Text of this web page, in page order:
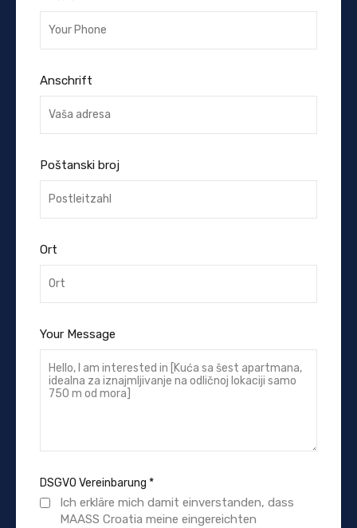
Anschrift
Poštanski broj
Ort
Your Message
DSGVO Vereinbarung *
Ich erkläre mich damit einverstanden, dass
MAASS Croatia meine eingereichten